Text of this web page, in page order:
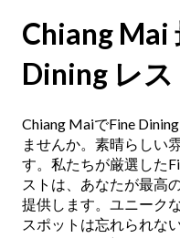
Chiang Mai
Dining レ
Chiang MaiでFine
ませんか。素晴らしい
す。私たちが厳選した
ストは、あなたが最高
提供します。ユニーク
スポットは忘れられな